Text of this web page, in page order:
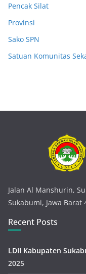
Pencak Silat
Provinsi
Sako SPN
Satuan Komunitas
Jalan Al Manshurin,
Sukabumi, Jawa Barat
Recent Posts
LDII Kabupaten
2025